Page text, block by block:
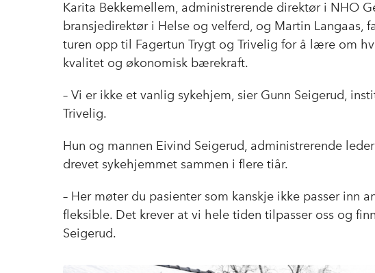
Karita Bekkemellem, administrerende direktør i NHO
bransjedirektør i Helse og velferd, og Martin Langaas,
turen opp til Fagertun Trygt og Trivelig for å lære om
kvalitet og økonomisk bærekraft.
– Vi er ikke et vanlig sykehjem, sier Gunn Seigerud,
Trivelig.
Hun og mannen Eivind Seigerud, administrerende
drevet sykehjemmet sammen i flere tiår.
– Her møter du pasienter som kanskje ikke passer inn
fleksible. Det krever at vi hele tiden tilpasser oss og
Seigerud.